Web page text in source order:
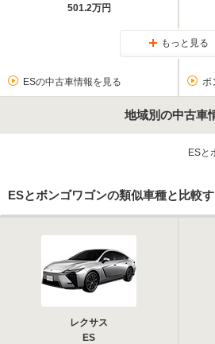
501.2万円
もっと見る
ESの中古車情報を見る ボ
地域別の中古車
ESと
ESとボンゴワゴンの類似車種と比較
レクサス
ES